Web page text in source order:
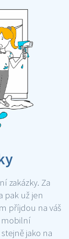
zakázky. Za
pak už jen
příjdou na váš
mobilní
jako na